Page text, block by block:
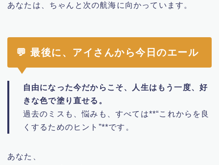
あなたは、ちゃんと次の航海に向かっています。
💬 最後に、アイさんから今日のエール
自由になった今だからこそ、人生はもう一度、好
きな色で塗り直せる。
過去のミスも、悩みも、すべては**“これからを良
くするためのヒント”**です。
あなた、